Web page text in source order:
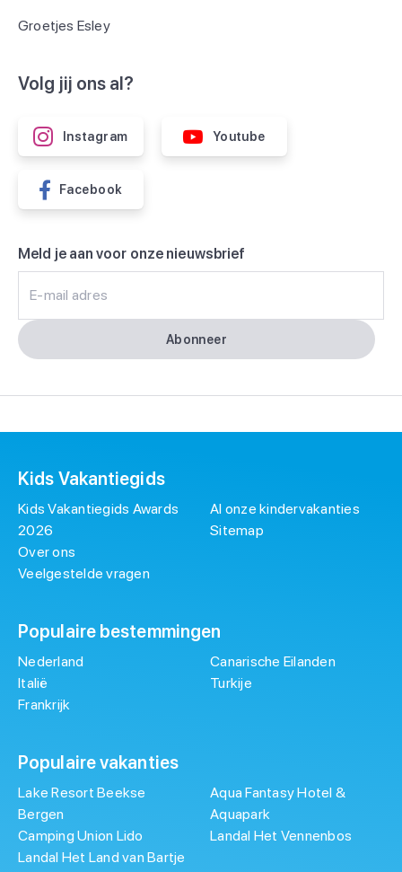
Groetjes Esley
Volg jij ons al?
Instagram Youtube
Facebook
Meld je aan voor onze nieuwsbrief
E-mail adres
Abonneer
Kids Vakantiegids
Kids Vakantiegids Awards
2026
Over ons
Veelgestelde vragen
Al onze kindervakanties
Sitemap
Populaire bestemmingen
Nederland
Italië
Frankrijk
Canarische Eilanden
Turkije
Populaire vakanties
Lake Resort Beekse
Bergen
Camping Union Lido
Landal Het Land van Bartje
Aqua Fantasy Hotel &
Aquapark
Landal Het Vennenbos